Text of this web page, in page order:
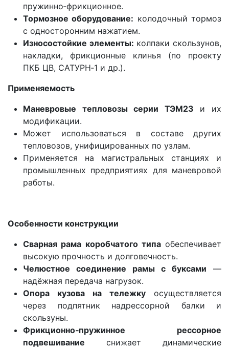
пружинно‑фрикционное.
Тормозное оборудование: колодочный тормоз
с односторонним нажатием.
Износостойкие элементы: колпаки скользунов,
накладки, фрикционные клинья (по проекту
ПКБ ЦВ, САТУРН‑1 и др.).
Применяемость
Маневровые тепловозы серии ТЭМ23 и их
модификации.
Может использоваться в составе других
тепловозов, унифицированных по узлам.
Применяется на магистральных станциях и
промышленных предприятиях для маневровой
работы.
Особенности конструкции
Сварная рама коробчатого типаобеспечивает
высокую прочность и долговечность.
Челюстное соединение рамы с буксами —
надёжная передача нагрузок.
Опора кузова на тележку осуществляется
через подпятник надрессорной балки и
скользуны.
Фрикционно‑пружинное рессорное
подвешивание снижает динамические